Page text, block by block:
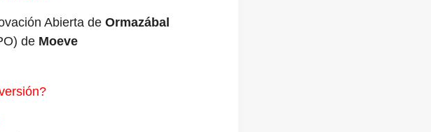
Abierta de Ormazábal
de Moeve